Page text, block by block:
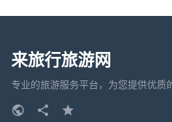
来旅行旅游网
专业的旅游服务平台，为您提供优质